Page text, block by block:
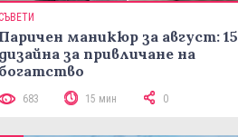
Паричен маникюр за август: 15
дизайна за привличане на
богатство
683 15 мин 0